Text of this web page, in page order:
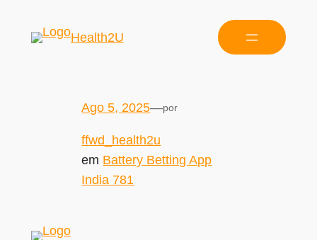
Health2U
Ago 5, 2025—por
ffwd_health2u
em Battery Betting App
India 781